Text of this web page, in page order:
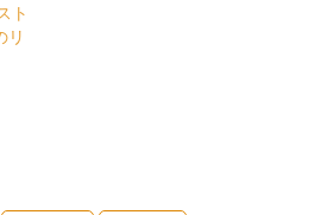
ト
リ